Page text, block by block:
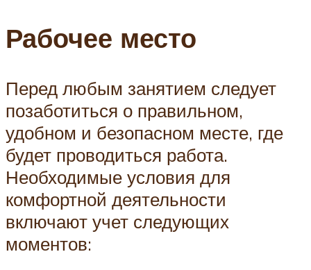
Рабочее место
Перед любым занятием следует
позаботиться о правильном,
удобном и безопасном месте, где
будет проводиться работа.
Необходимые условия для
комфортной деятельности
включают учет следующих
моментов: